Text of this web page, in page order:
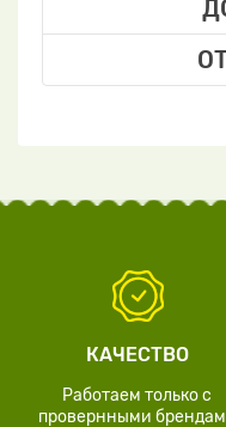
КАЧЕСТВО
Работаем только с
провернными